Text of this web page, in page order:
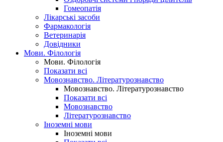
Гомеопатія
Лікарські засоби
Фармакологія
Ветеринарія
Довідники
Мови. Філологія
Мови. Філологія
Показати всі
Мовознавство. Літературознавство
Мовознавство. Літературознавство
Показати всі
Мовознавство
Літературознавство
Іноземні мови
Іноземні мови